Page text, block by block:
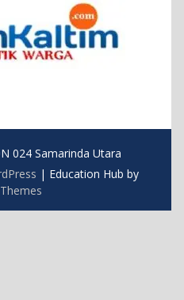
024 Samarinda Utara
| Education Hub by